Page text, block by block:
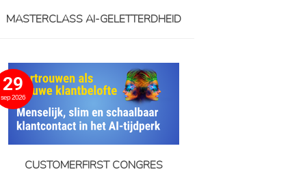
MASTERCLASS AI-GELETTERDHEID
29
sep 2026
CUSTOMERFIRST CONGRES